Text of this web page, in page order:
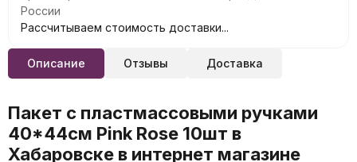
России
Рассчитываем стоимость доставки...
Описание Отзывы Доставка
Пакет с пластмассовыми ручками
40*44см Pink Rose 10шт в
Хабаровске в интернет магазине